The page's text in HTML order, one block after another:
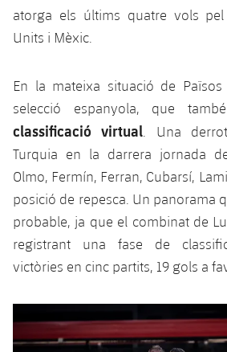
atorga els últims quatre vols pel
Units i Mèxic.
En la mateixa situació de
selecció espanyola, que
classificació virtual . Una
Turquia en la darrera jornada
Olmo, Fermín, Ferran, Cubarsí,
posició de repesca. Un panorama
probable, ja que el combinat de
registrant una fase de
victòries en cinc partits, 19 gols a